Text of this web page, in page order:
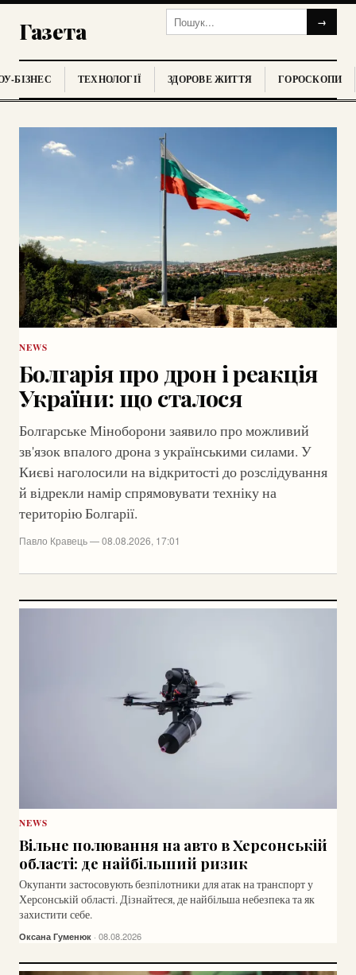
Газета →
БІЗНЕС ТЕХНОЛОГІЇ ЗДОРОВЕ ЖИТТЯ ГОРОСКОПИ
NEWS
Болгарія про дрон і реакція
України: що сталося
Болгарське Міноборони заявило про можливий
зв'язок впалого дрона з українськими силами. У
Києві наголосили на відкритості до розслідування
й відрекли намір спрямовувати техніку на
територію Болгарії.
Павло Кравець — 08.08.2026, 17:01
NEWS
Вільне полювання на авто в Херсонській
області: де найбільший ризик
Окупанти застосовують безпілотники для атак на транспорт у
Херсонській області. Дізнайтеся, де найбільша небезпека та як
захистити себе.
Оксана Гуменюк · 08.08.2026